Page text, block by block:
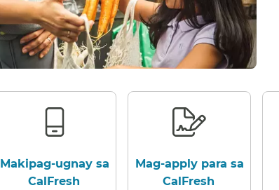
Makipag-ugnay sa
CalFresh​​
Mag-apply para sa
CalFresh​​